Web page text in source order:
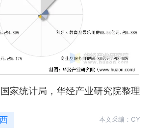
家统计局，华经产业研究院整理
本文采编：CY